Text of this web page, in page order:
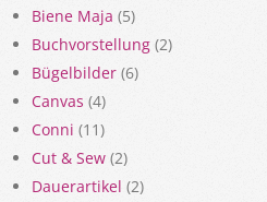
Biene Maja (5)
Buchvorstellung (2)
Bügelbilder (6)
Canvas (4)
Conni (11)
Cut & Sew (2)
Dauerartikel (2)